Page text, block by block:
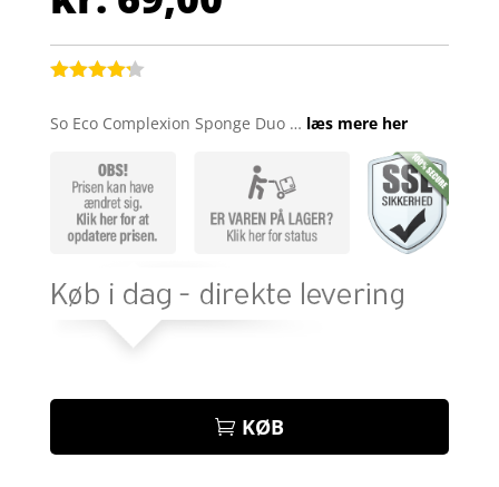
ud af 5
kundebedø
mmelser
So Eco Complexion Sponge Duo … læs mere her
KØB